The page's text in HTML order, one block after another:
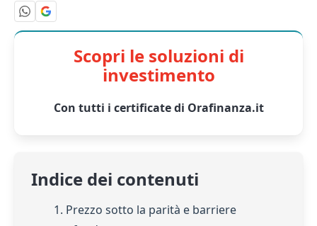
Scopri le soluzioni di
investimento
Con tutti i certificate di Orafinanza.it
Indice dei contenuti
1. Prezzo sotto la parità e barriere